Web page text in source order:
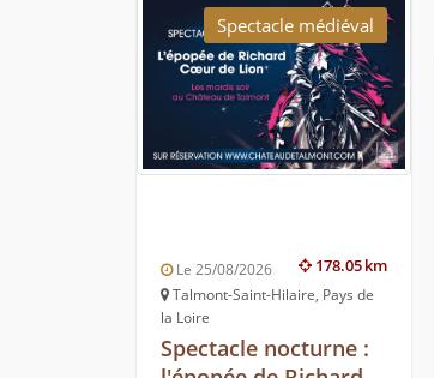
Spectacle médiéval
178.05 km
Le 25/08/2026
Talmont-Saint-Hilaire, Pays de
la Loire
Spectacle nocturne :